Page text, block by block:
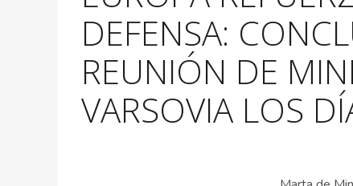
DEFENSA:
REUNIÓN DE
VARSOVIA LOS